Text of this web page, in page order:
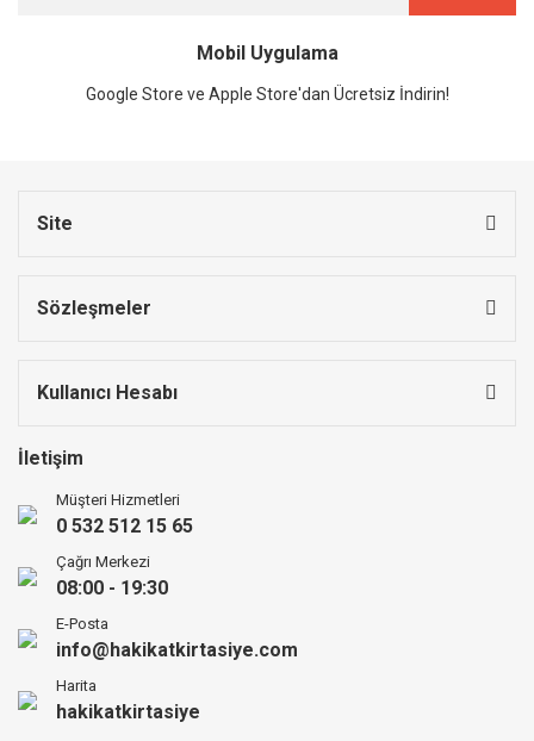
Mobil Uygulama
Google Store ve Apple Store'dan Ücretsiz İndirin!
Site
Sözleşmeler
Kullanıcı Hesabı
İletişim
Müşteri Hizmetleri
0 532 512 15 65
Çağrı Merkezi
08:00 - 19:30
E-Posta
info@hakikatkirtasiye.com
Harita
hakikatkirtasiye